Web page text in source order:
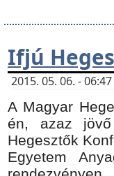
Ifjú
2015. 05. 06. -
A Magyar
én, azaz
Hegesztők
Egyetem